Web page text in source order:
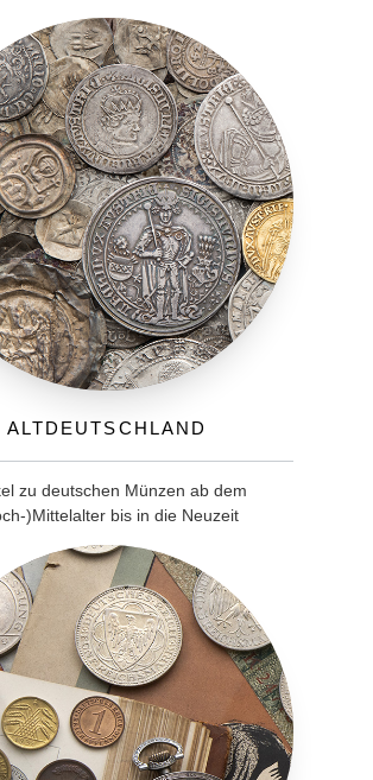
Altdeutschland
zu deutschen Münzen ab dem
)Mittelalter bis in die Neuzeit